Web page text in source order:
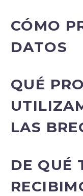
CÓMO
DATOS
QUÉ
LAS
DE QUÉ